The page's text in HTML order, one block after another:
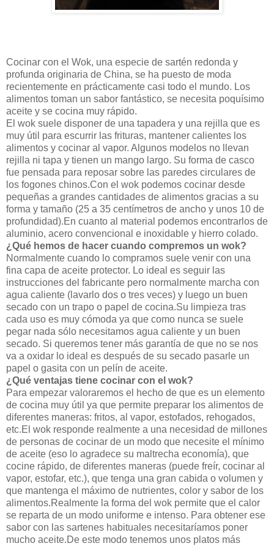
Cocinar con el Wok, una especie de sartén redonda y
profunda originaria de China, se ha puesto de moda
recientemente en prácticamente casi todo el mundo. Los
alimentos toman un sabor fantástico, se necesita poquísimo
aceite y se cocina muy rápido.
El wok suele disponer de una tapadera y una rejilla que es
muy útil para escurrir las frituras, mantener calientes los
alimentos y cocinar al vapor. Algunos modelos no llevan
rejilla ni tapa y tienen un mango largo. Su forma de casco
fue pensada para reposar sobre las paredes circulares de
los fogones chinos.Con el wok podemos cocinar desde
pequeñas a grandes cantidades de alimentos gracias a su
forma y tamaño (25 a 35 centímetros de ancho y unos 10 de
profundidad).En cuanto al material podemos encontrarlos de
aluminio, acero convencional e inoxidable y hierro colado.
¿Qué hemos de hacer cuando compremos un wok?
Normalmente cuando lo compramos suele venir con una
fina capa de aceite protector. Lo ideal es seguir las
instrucciones del fabricante pero normalmente marcha con
agua caliente (lavarlo dos o tres veces) y luego un buen
secado con un trapo o papel de cocina.Su limpieza tras
cada uso es muy cómoda ya que como nunca se suele
pegar nada sólo necesitamos agua caliente y un buen
secado. Si queremos tener más garantía de que no se nos
va a oxidar lo ideal es después de su secado pasarle un
papel o gasita con un pelín de aceite.
¿Qué ventajas tiene cocinar con el wok?
Para empezar valoraremos el hecho de que es un elemento
de cocina muy útil ya que permite preparar los alimentos de
diferentes maneras: fritos, al vapor, estofados, rehogados,
etc.El wok responde realmente a una necesidad de millones
de personas de cocinar de un modo que necesite el mínimo
de aceite (eso lo agradece su maltrecha economía), que
cocine rápido, de diferentes maneras (puede freír, cocinar al
vapor, estofar, etc.), que tenga una gran cabida o volumen y
que mantenga el máximo de nutrientes, color y sabor de los
alimentos.Realmente la forma del wok permite que el calor
se reparta de un modo uniforme e intenso. Para obtener ese
sabor con las sartenes habituales necesitaríamos poner
mucho aceite.De este modo tenemos unos platos más